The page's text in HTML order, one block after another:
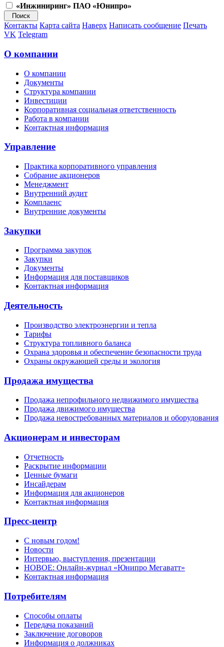
«Инжиниринг» ПАО «Юнипро»
Контакты Карта сайта Наверх Написать сообщение Печать
VK Telegram
О компании
О компании
Документы
Структура компании
Инвестиции
Корпоративная социальная ответственность
Работа в компании
Контактная информация
Управление
Практика корпоративного управления
Собрание акционеров
Менеджмент
Внутренний аудит
Комплаенс
Внутренние документы
Закупки
Программа закупок
Закупки
Документы
Информация для поставщиков
Контактная информация
Деятельность
Производство электроэнергии и тепла
Тарифы
Структура топливного баланса
Охрана здоровья и обеспечение безопасности труда
Охраны окружающей среды и экология
Продажа имущества
Продажа непрофильного недвижимого имущества
Продажа движимого имущества
Продажа невостребованных материалов и оборудования
Акционерам и инвесторам
Отчетность
Раскрытие информации
Ценные бумаги
Инсайдерам
Информация для акционеров
Контактная информация
Пресс-центр
С новым годом!
Новости
Интервью, выступления, презентации
НОВОЕ: Онлайн-журнал «Юнипро Мегаватт»
Контактная информация
Потребителям
Способы оплаты
Передача показаний
Заключение договоров
Информация о должниках